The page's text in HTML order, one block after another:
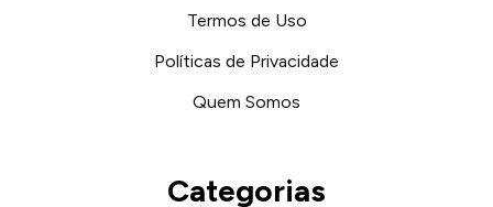
Termos de Uso
Políticas de Privacidade
Quem Somos
Categorias